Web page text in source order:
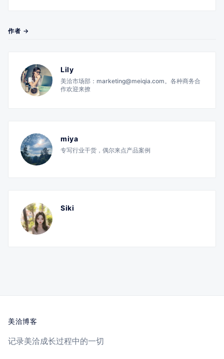
作者 →
Lily
美洽市场部：marketing@meiqia.com。各种商务合
作欢迎来撩
miya
专写行业干货，偶尔来点产品案例
Siki
美洽博客
记录美洽成长过程中的一切